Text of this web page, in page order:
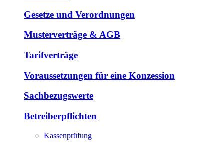
Gesetze und Verordnungen
Musterverträge & AGB
Tarifverträge
Voraussetzungen für eine Konzession
Sachbezugswerte
Betreiberpflichten
Kassenprüfung